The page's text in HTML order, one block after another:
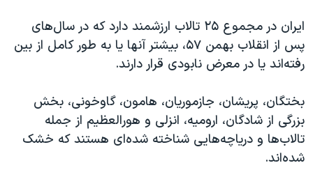
ایران در مجموع ۲۵ تالاب ارزشمند دارد که در سال‌های
پس از انقلاب بهمن ۵۷، بیشتر آنها یا به طور کامل از بین
رفته‌اند یا در معرض نابودی قرار دارند.
بختگان، پریشان، جازموریان، هامون، گاوخونی، بخش
بزرگی از شادگان، ارومیه، انزلی و هورالعظیم از جمله
تالاب‌ها و دریاچه‌هایی شناخته شده‌ای هستند که خشک
شده‌اند.